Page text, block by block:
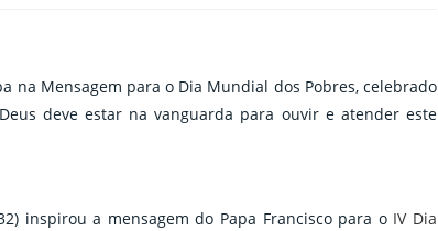
na Mensagem para o Dia Mundial dos Pobres, celebrado
deve estar na vanguarda para ouvir e atender este
inspirou a mensagem do Papa Francisco para o IV Dia